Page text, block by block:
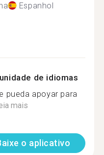
Espanhol
de idiomas
pueda apoyar para
mais
o aplicativo